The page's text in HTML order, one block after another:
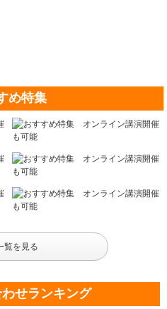
め特集
覧を見る
せランキング